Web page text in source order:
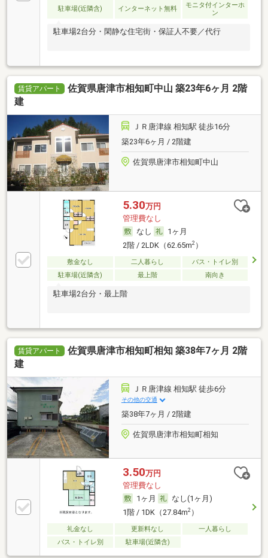
駐車場(近隣含) インターネット無料
モニタ付インターホ
ン
駐車場2台分・閑静な住宅街・保証人不要／代行
賃貸アパート
佐賀県唐津市相知町中山 築23年6ヶ月 2階
建
ＪＲ唐津線 相知駅 徒歩16分
築23年6ヶ月 / 2階建
佐賀県唐津市相知町中山
5.30万円
管理費なし
なし
1ヶ月
2階 / 2LDK（62.65m2）
敷金なし 二人暮らし
バス・トイレ別
駐車場(近隣含)
最上階 南向き
駐車場2台分・最上階
賃貸アパート
佐賀県唐津市相知町相知 築38年7ヶ月 2階
建
ＪＲ唐津線 相知駅 徒歩6分
その他の交通
築38年7ヶ月 / 2階建
佐賀県唐津市相知町相知
3.50万円
管理費なし
1ヶ月
なし(1ヶ月)
1階 / 1DK（27.84m2）
礼金なし 更新料なし
一人暮らし
バス・トイレ別
駐車場(近隣含)